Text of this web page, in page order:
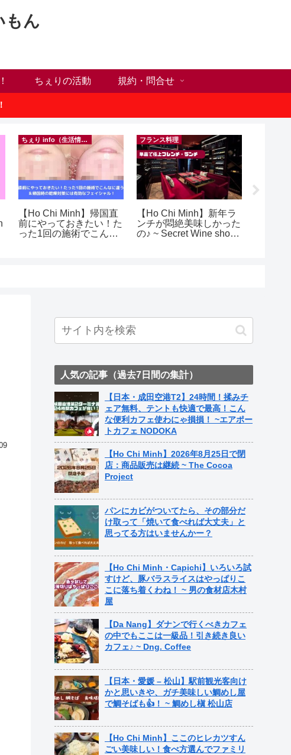
もん
ちぇりの活動 規約・問合せ
ちぇり info（生活情報）
【Ho Chi Minh】帰国直
前にやっておきたい！た
った1回の施術でこんな
フランス料理
【Ho Chi Minh】新年ラ
ンチが悶絶美味しかった
の♪ ~ Secret Wine shop
人気の記事（過去7日間の集計）
【日本・成田空港T2】24時間！揉みチ
ェア無料、テントも快適で最高！こん
な便利カフェ使わにゃ損損！ ~エアポー
トカフェ NODOKA
【Ho Chi Minh】2026年8月25日で閉
店：商品販売は継続 ~ The Cocoa
Project
パンにカビがついてたら、その部分だ
け取って「焼いて食べれば大丈夫」と
思ってる方はいませんかー？
【Ho Chi Minh・Capichi】いろいろ試
すけど、豚バラスライスはやっぱりこ
こに落ち着くわね！ ~ 男の食材店木村
屋
【Da Nang】ダナンで行くべきカフェ
の中でもここは一級品！引き続き良い
カフェ♪ ~ Dng. Coffee
【日本・愛媛 – 松山】駅前観光客向け
かと思いきや、ガチ美味しい鯛めし屋
で鯛そばも👍！ ~ 鯛めし槇 松山店
【Ho Chi Minh】ここのヒレカツすん
ごい美味しい！食べ方選んでファミリ